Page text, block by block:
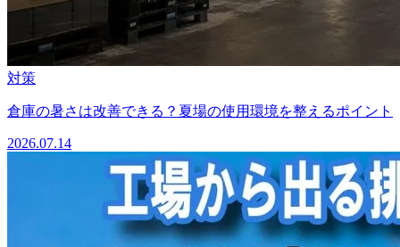
対策
倉庫の暑さは改善できる？夏場の使用環境を整えるポイント
2026.07.14